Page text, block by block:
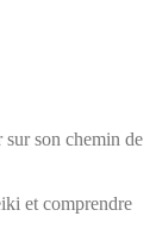
son chemin de
et comprendre